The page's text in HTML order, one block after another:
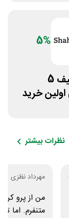
5%
کد تخفیف 5
خرید
نظرات بیشتر
مهرداد نظزی
من از پرو